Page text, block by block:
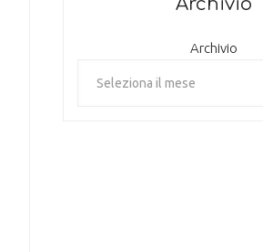
Archivio
Archivio